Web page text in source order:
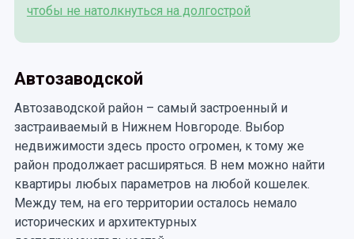
чтобы не натолкнуться на долгострой
Автозаводской
Автозаводской район – самый застроенный и
застраиваемый в Нижнем Новгороде. Выбор
недвижимости здесь просто огромен, к тому же
район продолжает расширяться. В нем можно найти
квартиры любых параметров на любой кошелек.
Между тем, на его территории осталось немало
исторических и архитектурных